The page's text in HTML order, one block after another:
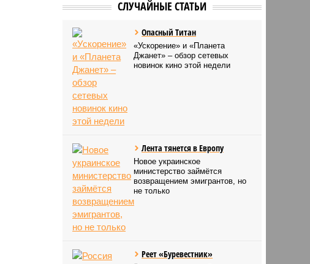
СЛУЧАЙНЫЕ СТАТЬИ
Опасный Титан
«Ускорение» и «Планета
Джанет» – обзор сетевых
новинок кино этой недели
Лента тянется в Европу
Новое украинское
министерство займётся
возвращением эмигрантов, но
не только
Реет «Буревестник»